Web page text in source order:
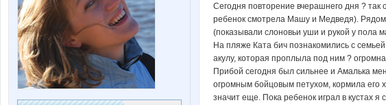
Сегодня повторение вчерашнего дня ?
ребенок смотрела Машу и Медведя). Рядом
(показывали слоновьи уши и рукой у пола
На пляже Ката бич познакомились с
акулу, которая проплыла под ним ?
Прибой сегодня был сильнее и Амалька
огромным бойцовым петухом, кормила его
значит еще. Пока ребенок играл в кустах